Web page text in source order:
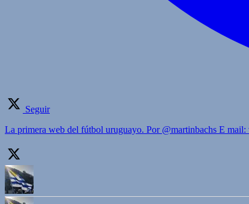
Seguir
La primera web del fútbol uruguayo. Por @martinbachs E